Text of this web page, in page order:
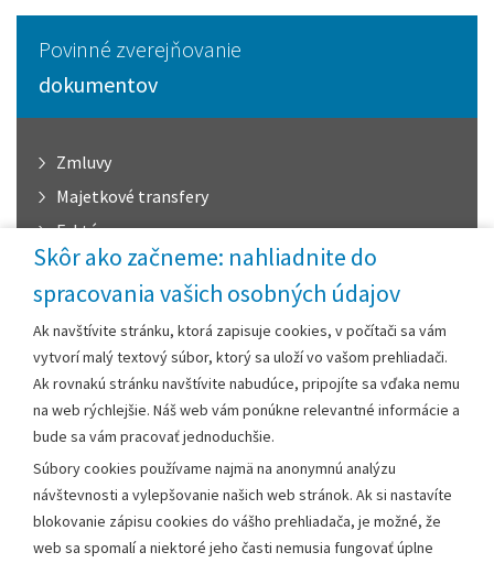
Skôr ako začneme: nahliadnite do
spracovania vašich osobných údajov
Ak navštívite stránku, ktorá zapisuje cookies, v počítači sa vám
vytvorí malý textový súbor, ktorý sa uloží vo vašom prehliadači.
Ak rovnakú stránku navštívite nabudúce, pripojíte sa vďaka nemu
na web rýchlejšie. Náš web vám ponúkne relevantné informácie a
bude sa vám pracovať jednoduchšie.
Súbory cookies používame najmä na anonymnú analýzu
návštevnosti a vylepšovanie našich web stránok. Ak si nastavíte
blokovanie zápisu cookies do vášho prehliadača, je možné, že
web sa spomalí a niektoré jeho časti nemusia fungovať úplne
Povinné zverejňovanie
dokumentov
Zmluvy
Majetkové transfery
Faktúry
Profil verejného obstarávateľa
Objednávky
VZN
Mapový portál mesta Kronika mesta